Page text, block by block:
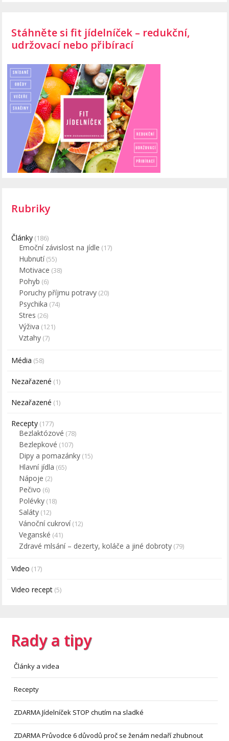
Stáhněte si fit jídelníček – redukční,
udržovací nebo přibírací
Rubriky
Články (186)
Emoční závislost na jídle (17)
Hubnutí(55)
Motivace (38)
Pohyb (6)
Poruchy příjmu potravy (20)
Psychika (74)
Stres (26)
Výživa (121)
Vztahy (7)
Média (58)
Nezařazené (1)
Nezařazené (1)
Recepty (177)
Bezlaktózové (78)
Bezlepkové (107)
Dipy a pomazánky (15)
Hlavní jídla (65)
Nápoje (2)
Pečivo (6)
Polévky (18)
Saláty (12)
Vánoční cukroví(12)
Veganské (41)
Zdravé mlsání – dezerty, koláče a jiné dobroty (79)
Video (17)
Video recept (5)
Rady a tipy
Články a videa
Recepty
ZDARMA Jídelníček STOP chutím na sladké
ZDARMA Průvodce 6 důvodů proč se ženám nedaří zhubnout